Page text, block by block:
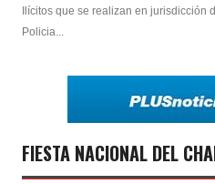
Ilícitos que se realizan en jurisdicción
Policia...
FIESTA NACIONAL DEL